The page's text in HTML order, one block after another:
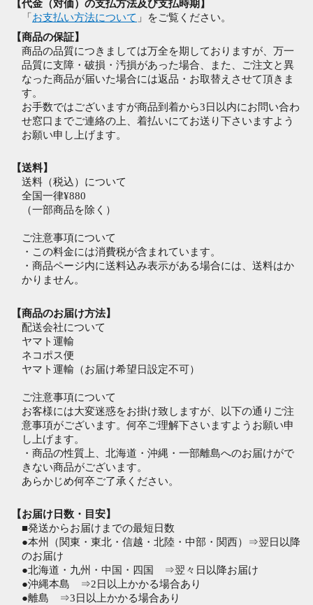
【代金（対価）の支払方法及び支払時期】
「 お支払い方法について 」をご覧ください。
【商品の保証】
商品の品質につきましては万全を期しておりますが、万一
品質に支障・破損・汚損があった場合、また、ご注文と異
なった商品が届いた場合には返品・お取替えさせて頂きま
す。
お手数ではございますが商品到着から3日以内にお問い合わ
せ窓口までご連絡の上、着払いにてお送り下さいますよう
お願い申し上げます。
【送料】
送料（税込）について
全国一律¥880
（一部商品を除く）
ご注意事項について
・この料金には消費税が含まれています。
・商品ページ内に送料込み表示がある場合には、送料はか
かりません。
【商品のお届け方法】
配送会社について
ヤマト運輸
ネコポス便
ヤマト運輸（お届け希望日設定不可）
ご注意事項について
お客様には大変迷惑をお掛け致しますが、以下の通りご注
意事項がございます。何卒ご理解下さいますようお願い申
し上げます。
・商品の性質上、北海道・沖縄・一部離島へのお届けがで
きない商品がございます。
あらかじめ何卒ご了承ください。
【お届け日数・目安】
■発送からお届けまでの最短日数
●本州（関東・東北・信越・北陸・中部・関西）⇒翌日以降
のお届け
●北海道・九州・中国・四国 ⇒翌々日以降お届け
●沖縄本島 ⇒2日以上かかる場合あり
●離島 ⇒3日以上かかる場合あり